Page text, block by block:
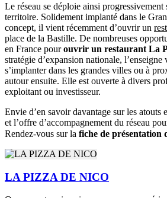
Le réseau se déploie ainsi progressivement
territoire. Solidement implanté dans le
concept, il vient récemment d’ouvrir un
place de la Bastille. De nombreuses
en France pourouvrir un restaurant La
stratégie d’expansion nationale,
s’implanter dans les grandes villes ou à
autour ensuite. Elle est ouverte à divers
exploitant ou investisseur.
Envie d’en savoir davantage sur les atouts
et l’offre d’accompagnement du réseau
Rendez-vous sur la fiche de présentation
LA PIZZA DE NICO